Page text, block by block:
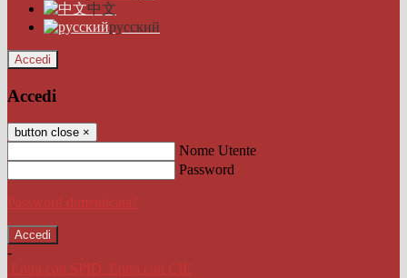
中文
русский
Accedi
Accedi
button close ×
Nome Utente
Password
Password dimenticata?
-
Entra con SPID
Entra con CIE